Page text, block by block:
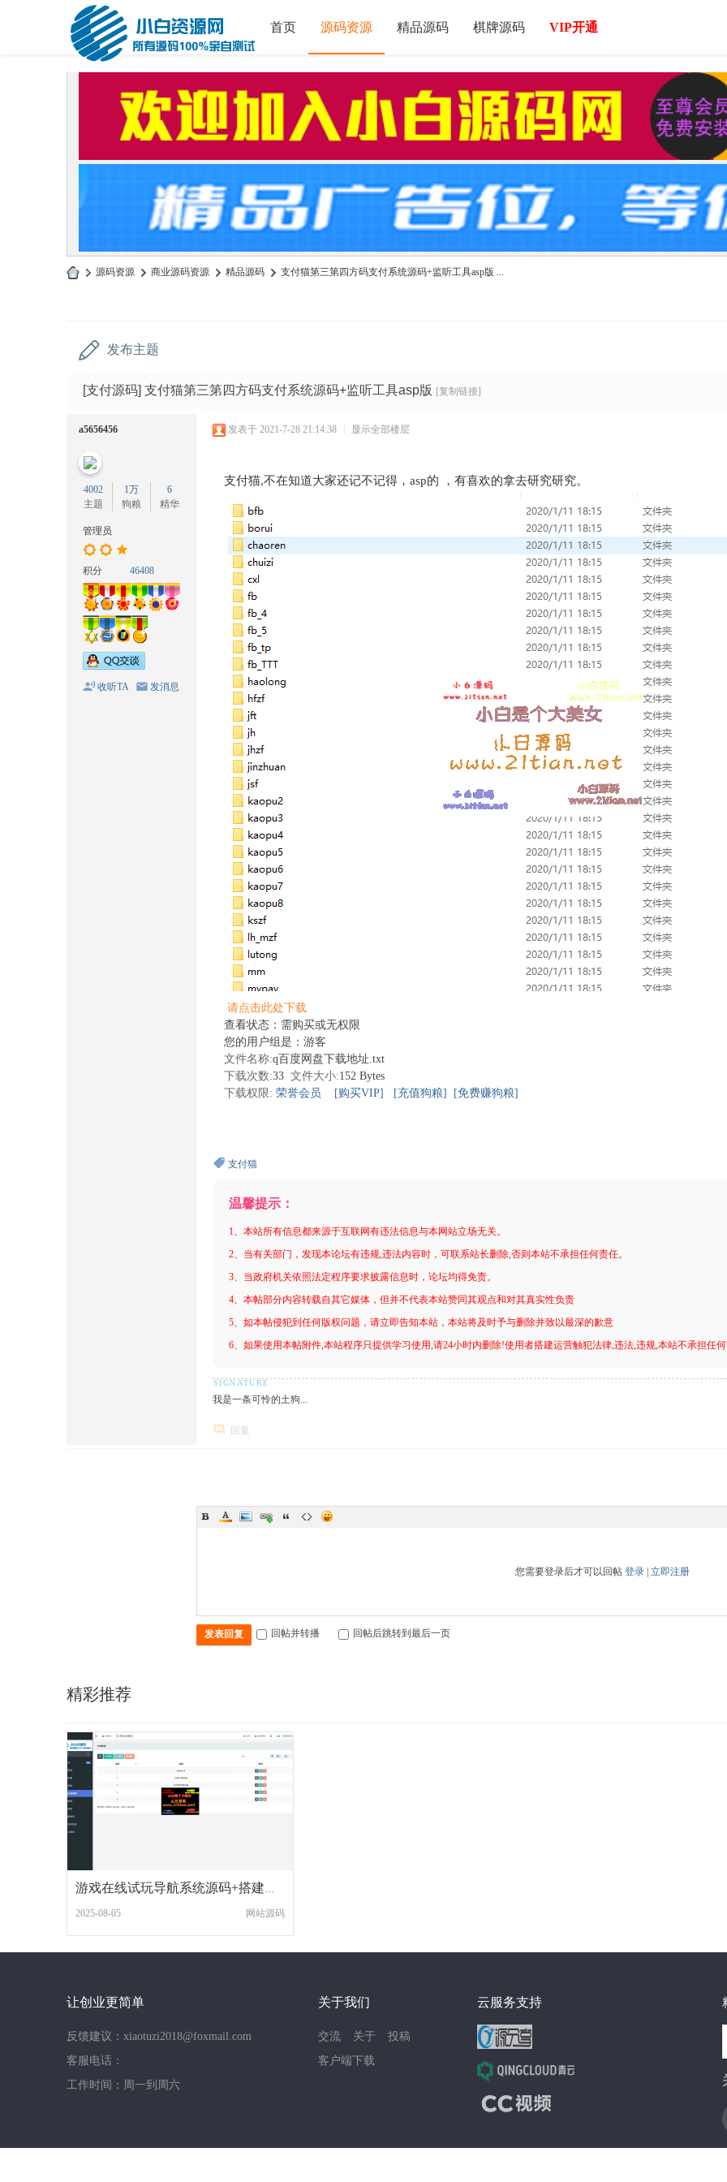
首页 源码资源 精品源码 棋牌源码 VIP开通
» 源码资源 › 商业源码资源 › 精品源码 › 支付猫第三第四方码支付系统源码+监听工具asp版 ...
发布主题
[支付源码] 支付猫第三第四方码支付系统源码+监听工具asp版 [复制链接]
a5656456
4002
主题
1万
狗粮
6
精华
管理员
积分 46408
收听TA 发消息
发表于 2021-7-28 21:14:38 | 显示全部楼层
支付猫,不在知道大家还记不记得，asp的 ，有喜欢的拿去研究研究。
请点击此处下载
查看状态：需购买或无权限
您的用户组是：游客
文件名称:q百度网盘下载地址.txt
下载次数:33 文件大小:152 Bytes
下载权限: 荣誉会员 [购买VIP] [充值狗粮] [免费赚狗粮]
支付猫
温馨提示：
1、本站所有信息都来源于互联网有违法信息与本网站立场无关。
2、当有关部门，发现本论坛有违规,违法内容时，可联系站长删除,否则本站不承担任何责任。
3、当政府机关依照法定程序要求披露信息时，论坛均得免责。
4、本帖部分内容转载自其它媒体，但并不代表本站赞同其观点和对其真实性负责
5、如本帖侵犯到任何版权问题，请立即告知本站，本站将及时予与删除并致以最深的歉意
6、如果使用本帖附件,本站程序只提供学习使用,请24小时内删除!使用者搭建运营触犯法律,违法,违规,本站不承担任何
我是一条可怜的土狗...
回复
您需要登录后才可以回帖 登录| 立即注册
发表回复 回帖并转播 回帖后跳转到最后一页
精彩推荐
2025-08-05 网站源码
让创业更简单
反馈建议：xiaotuzi2018@foxmail.com
客服电话：
工作时间：周一到周六
关于我们
交流 关于
投稿
客户端下载
云服务支持